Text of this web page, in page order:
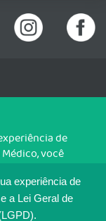
experiência de
a Lei Geral de
CEP: 70200-760 -
de
você
é feito, acesse
em ACEITO.